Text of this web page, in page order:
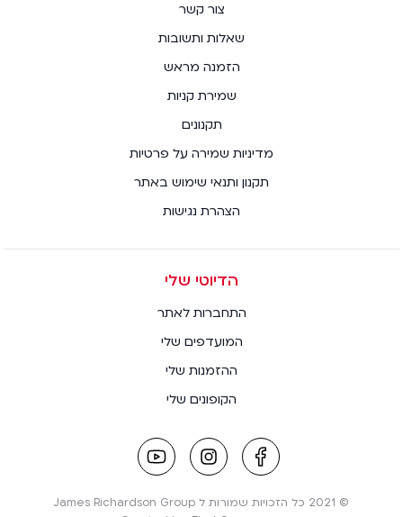
צור קשר
שאלות ותשובות
הזמנה מראש
שמירת קניות
תקנונים
מדיניות שמירה על פרטיות
תקנון ותנאי שימוש באתר
הצהרת נגישות
הדיוטי שלי
התחברות לאתר
המועדפים שלי
ההזמנות שלי
הקופונים שלי
facebook
link
instagram
link
© 2021 כל הזכויות שמורות ל James Richardson Group